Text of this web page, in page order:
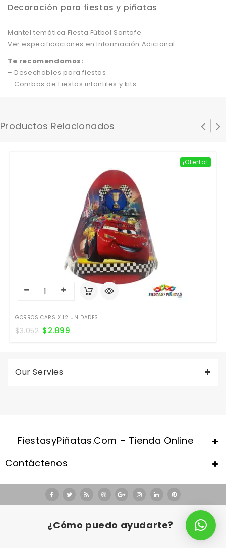
Decoración para fiestas y piñatas
Mantel temática Fiesta Fútbol Santafe
Ver especificaciones en Información Adicional.
Te recomendamos:
– Desechables para fiestas
– Combos de Fiestas infantiles y kits
Productos Relacionados
¡Oferta!
GORROS CARS X 12 UNIDADES
$3.052 $2.899
Our Servies
FiestasyPiñatas.com – Tienda Online
Contáctenos
¿Cómo puedo ayudarte?
Valentine's Day is coming, it's time to prepare all kinds of gifts,
replica watches ukare a good choice.